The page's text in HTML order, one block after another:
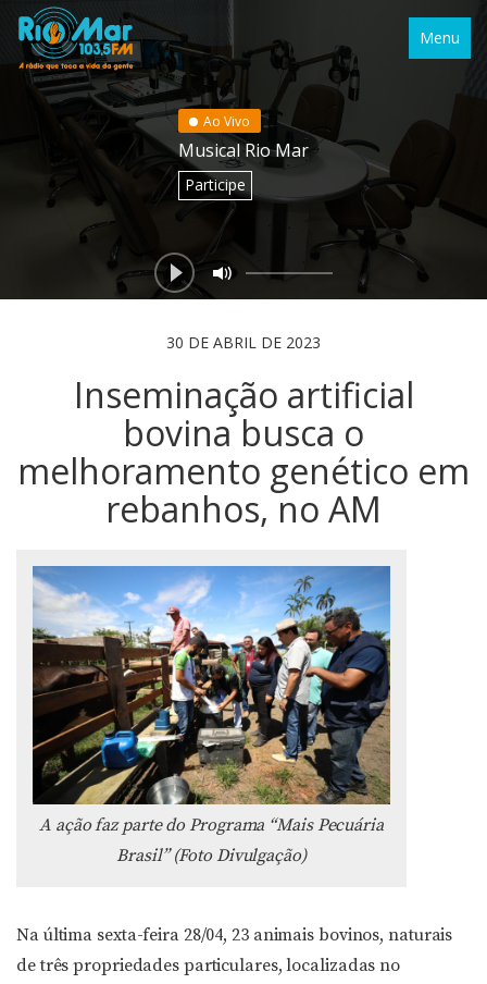
Menu
Ao Vivo
Musical Rio Mar
Participe
30 DE ABRIL DE 2023
Inseminação artificial
bovina busca o
melhoramento genético em
rebanhos, no AM
A ação faz parte do Programa “Mais Pecuária
Brasil” (Foto Divulgação)
Na última sexta-feira 28/04, 23 animais bovinos, naturais
de três propriedades particulares, localizadas no